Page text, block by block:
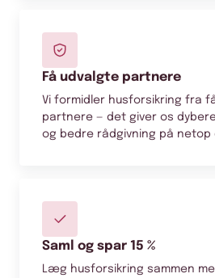
Få udvalgte partnere
Vi formidler husforsikring fra
partnere — det giver os
og bedre rådgivning på netop
Saml og spar 15 %
Læg husforsikring sammen